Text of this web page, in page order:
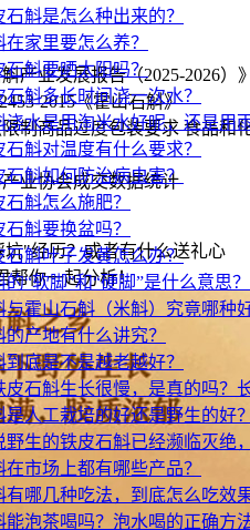
斛是怎么种出来的？
家里要怎么养？
石斛要晒太阳吗？
石斛多长时间浇一次水？
浇水是用淘米水好呢，还是用
石斛对温度有什么要求？
石斛如何防治病虫害？
斛怎么施肥？
斛要换盆吗？
石斛叶子发黄怎么办？
的“软脚”和“硬脚”是什么意思
与霍山石斛（米斛）究竟哪种
产地有什么讲究？
底是不是越老越好？
皮石斛生长很慢，是真的吗？
是人工栽培的好还是野生的好
野生的铁皮石斛已经濒临灭绝
在市场上都有哪些产品？
有哪几种吃法，到底怎么吃效
能泡茶喝吗？泡水喝的正确方
产业发展报告（2025-2026）
2015《霍山石斛》
制商品过度包装要求 食品和
业协会成交数据统计
"经历？或者有什么送礼心
帮你一起分析！